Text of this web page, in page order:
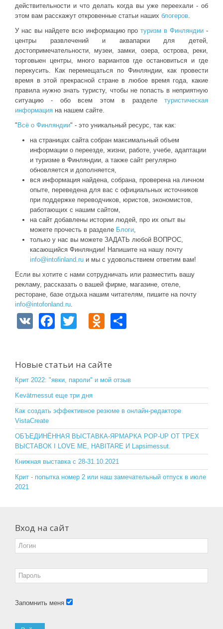
действительности и что делать когда вы уже переехали - об
этом вам расскажут откровенные статьи наших блогеров.
У нас вы найдете всю информацию протуризм в Финляндии -
центры развлечений и аквапарки для детей,
достопримечательности, музеи, замки, озера, острова, реки,
торговыен центры, много вариантов где остановиться и где
перекусить. Как перемещаться по Финляндии, как провести
время в этой прекрасной стране в любое время года, какие
правила нужно знать туристу, чтобы не попасть в неприятную
ситуацию - обо всем этом в разделе туристическая
информация на нашем сайте.
" Всё о Финляндии" - это уникальный ресурс, так как:
на страницах сайта собран максимальный объем
информации о переезде, жизни, работе, учебе, адаптации
и туризме в Финляндии, а также сайт регулярно
обновляется и дополняется,
вся информация найдена, собрана, проверена на личном
опыте, переведена для вас с официальных источников
при поддержке переводчиков, юристов, экономистов,
работающих с нашим сайтом,
на сайт добавлены истории людей, про их опыт вы
можете прочесть в разделе Блоги,
только у нас вы можете ЗАДАТЬ любой ВОПРОС,
касающийся Финляндии! Напишите на нашу почту
info@intofinland.ru и мы с удовольствием ответим вам!
Если вы хотите с нами сотрудничать или разместить вашу
рекламу, рассказать о вашей фирме, магазине, отеле,
ресторане, базе отдыха нашим читателям, пишите на почту
info@intofonland.ru.
V
F
e
b
o
o
k
er
O
o
kl
a
ss
ni
ki
Новые статьи на сайте
Крит 2022: "явки, пароли" и мой отзыв
Kevätmessut еще три дня
Как создать эффективное резюме в онлайн-редакторе
VistaCreate
ОБЪЕДИНЁННАЯ ВЫСТАВКА-ЯРМАРКА POP-UP ОТ ТРЕХ
ВЫСТАВОК I LOVE ME, HABITARE И Lapsimessut.
Книжная выставка с 28-31.10.2021
Крит - попытка номер 2 или наш замечательный отпуск в июле
2021
Вход на сайт
Запомнить меня